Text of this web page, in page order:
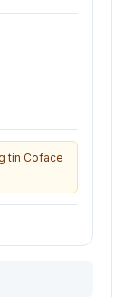
tin Coface